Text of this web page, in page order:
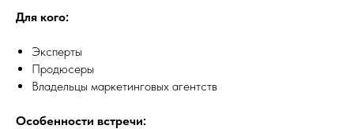
Для кого:
Эксперты
Продюсеры
Владельцы маркетинговых агентств
Особенности встречи: